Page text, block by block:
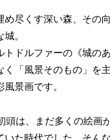
め尽くす深い森、その
。
ドルファーの《城の
く「風景そのもの」を
景画です。
頭は、まだ多くの絵画
いた時代でした。そん